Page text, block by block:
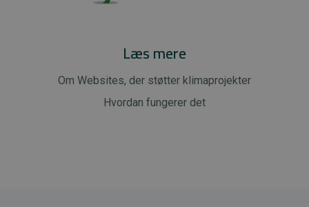
Læs mere
Om Websites, der støtter klimaprojekter
Hvordan fungerer det